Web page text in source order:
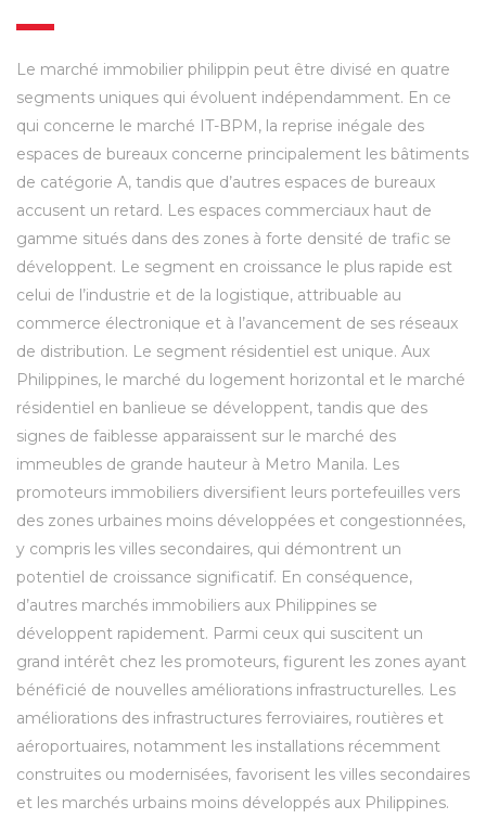
Le marché immobilier philippin peut être divisé en quatre
segments uniques qui évoluent indépendamment. En ce
qui concerne le marché IT-BPM, la reprise inégale des
espaces de bureaux concerne principalement les bâtiments
de catégorie A, tandis que d’autres espaces de bureaux
accusent un retard. Les espaces commerciaux haut de
gamme situés dans des zones à forte densité de trafic se
développent. Le segment en croissance le plus rapide est
celui de l’industrie et de la logistique, attribuable au
commerce électronique et à l’avancement de ses réseaux
de distribution. Le segment résidentiel est unique. Aux
Philippines, le marché du logement horizontal et le marché
résidentiel en banlieue se développent, tandis que des
signes de faiblesse apparaissent sur le marché des
immeubles de grande hauteur à Metro Manila. Les
promoteurs immobiliers diversifient leurs portefeuilles vers
des zones urbaines moins développées et congestionnées,
y compris les villes secondaires, qui démontrent un
potentiel de croissance significatif. En conséquence,
d’autres marchés immobiliers aux Philippines se
développent rapidement. Parmi ceux qui suscitent un
grand intérêt chez les promoteurs, figurent les zones ayant
bénéficié de nouvelles améliorations infrastructurelles. Les
améliorations des infrastructures ferroviaires, routières et
aéroportuaires, notamment les installations récemment
construites ou modernisées, favorisent les villes secondaires
et les marchés urbains moins développés aux Philippines.